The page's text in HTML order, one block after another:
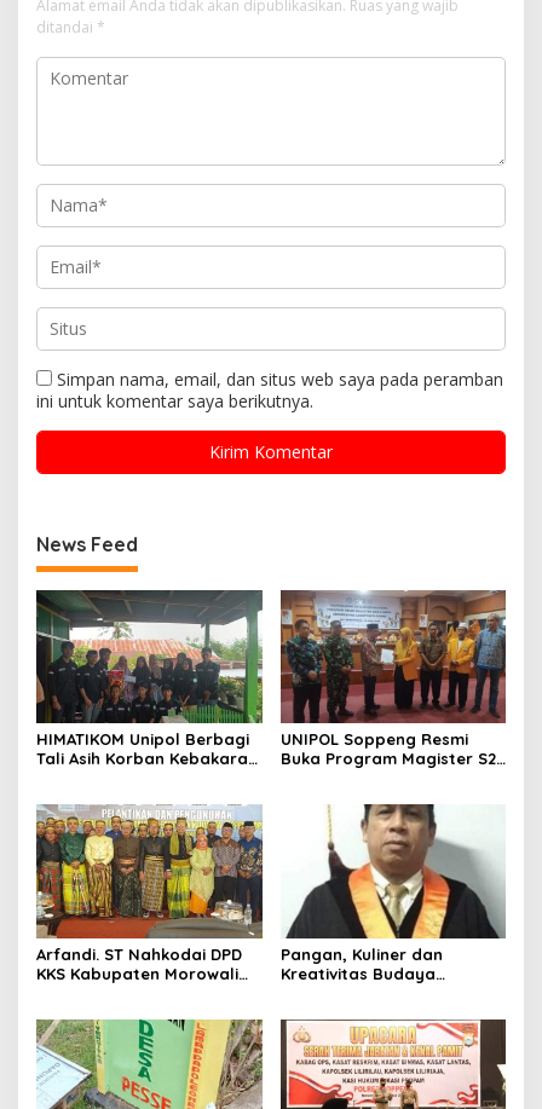
Alamat email Anda tidak akan dipublikasikan. Ruas yang wajib
ditandai *
Simpan nama, email, dan situs web saya pada peramban
ini untuk komentar saya berikutnya.
News Feed
HIMATIKOM Unipol Berbagi
Tali Asih Korban Kebakaran
UNIPOL Soppeng Resmi
Buka Program Magister S2
Arfandi. ST Nahkodai DPD
KKS Kabupaten Morowali
Pangan, Kuliner dan
Kreativitas Budaya